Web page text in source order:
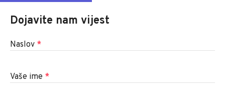
Dojavite nam vijest
Naslov *
Vaše ime *